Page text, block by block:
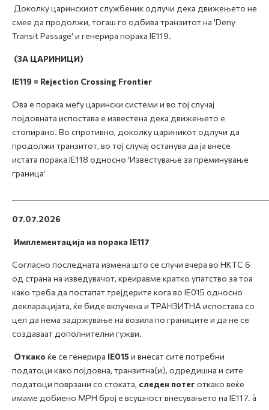
Доколку царинскиот службеник одлучи дека движењето не
смее да продолжи, тогаш го одбива транзитот на 'Deny
Transit Passage' и генерира порака IE119.
(ЗА ЦАРИНИЦИ)
IE119 = Rejection Crossing Frontier
Ова е порака меѓу царински системи и во тој случај
појдовната испостава е известена дека движењето е
стопирано. Во спротивно, доколку цариникот одлучи да
продолжи транзитот, во тој случај останува да ја внесе
истата порака IE118 односно ‘Известување за преминување
граница’
07.07.2026
Имплементација на порака IE117
Согласно последната измена што се случи вчера во НКТС 6
од страна на изведувачот, креиравме кратко упатство за тоа
како треба да постапат трејдерите кога во IE015 односно
декларацијата, ќе биде вклучена и ТРАНЗИТНА испостава со
цел да нема задржување на возила по границите и да не се
создаваат дополнителни гужви.
Откако ќе се генерира IE015 и внесат сите потребни
податоци како појдовна, транзитна(и), одредишна и сите
податоци поврзани со стоката, следен потег откако веќе
имаме добиено МРН број е всушност внесувањето на IE117. à